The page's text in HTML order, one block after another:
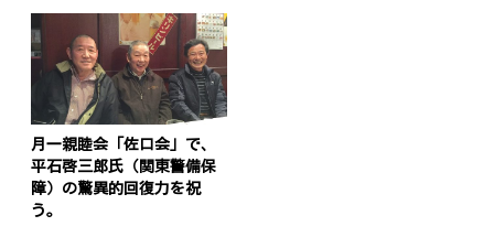
月一親睦会「佐口会」で、
平石啓三郎氏（関東警備保
障）の驚異的回復力を祝
う。